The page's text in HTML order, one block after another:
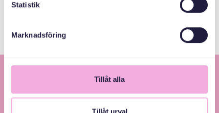
Statistik
Marknadsföring
Tillåt alla
Tillåt urval